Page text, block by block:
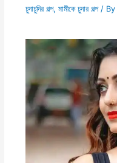
চুদাচুদির গল্প, মামীকে চুদার গল্প/ By